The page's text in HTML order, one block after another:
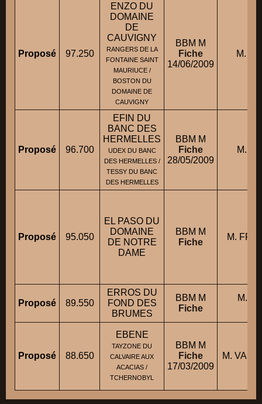
Proposé 97.250
ENZO DU
DOMAINE
DE
CAUVIGNY
RANGERS DE LA
FONTAINE SAINT
MAURIUCE /
BOSTON DU
DOMAINE DE
CAUVIGNY
BBM M
Fiche
14/06/2009
M.
Proposé 96.700
EFIN DU
BANC DES
HERMELLES
UDEX DU BANC
DES HERMELLES /
TESSY DU BANC
DES HERMELLES
BBM M
Fiche
28/05/2009
M.
Proposé 95.050
EL PASO DU
DOMAINE
DE NOTRE
DAME
BBM M
Fiche
M.
Proposé 89.550
ERROS DU
FOND DES
BRUMES
BBM M
Fiche
M.
Proposé 88.650
EBENE
TAYZONE DU
CALVAIRE AUX
ACACIAS /
TCHERNOBYL
BBM M
Fiche
17/03/2009
M.